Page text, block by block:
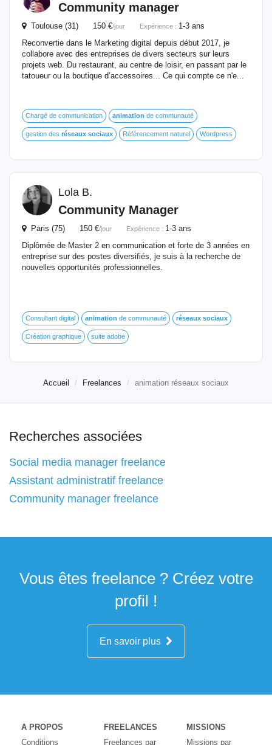
Community manager
Toulouse (31) 150 €/jour Expérience : 1-3 ans
Reconvertie dans le Marketing digital depuis début 2017, je
collabore avec des entreprises de divers secteurs sur leurs
projets web. Du restaurant, au centre de loisir, en passant par le
tatoueur ou la boutique d’accessoires... Ce qui compte ce n'e...
Chargé de communication animation de communauté
gestion des réseaux sociaux Référencement naturel Wordpress
Lola B.
Community Manager
Paris (75) 150 €/jour Expérience : 1-3 ans
Diplômée de Master 2 en communication et forte de 3 années en
entreprise sur des postes diversifiés, je suis à la recherche de
nouvelles opportunités professionnelles.
Consultant digital animation de communauté réseaux sociaux
Création graphique suite adobe
Accueil Freelances animation réseaux sociaux
Recherches associées
Social media manager freelance
Assistant administratif freelance
Community manager freelance
Vous êtes freelance ? Créez votre
profil !
En savoir plus
A PROPOS
Conditions
FREELANCES
Freelances par
MISSIONS
Missions par